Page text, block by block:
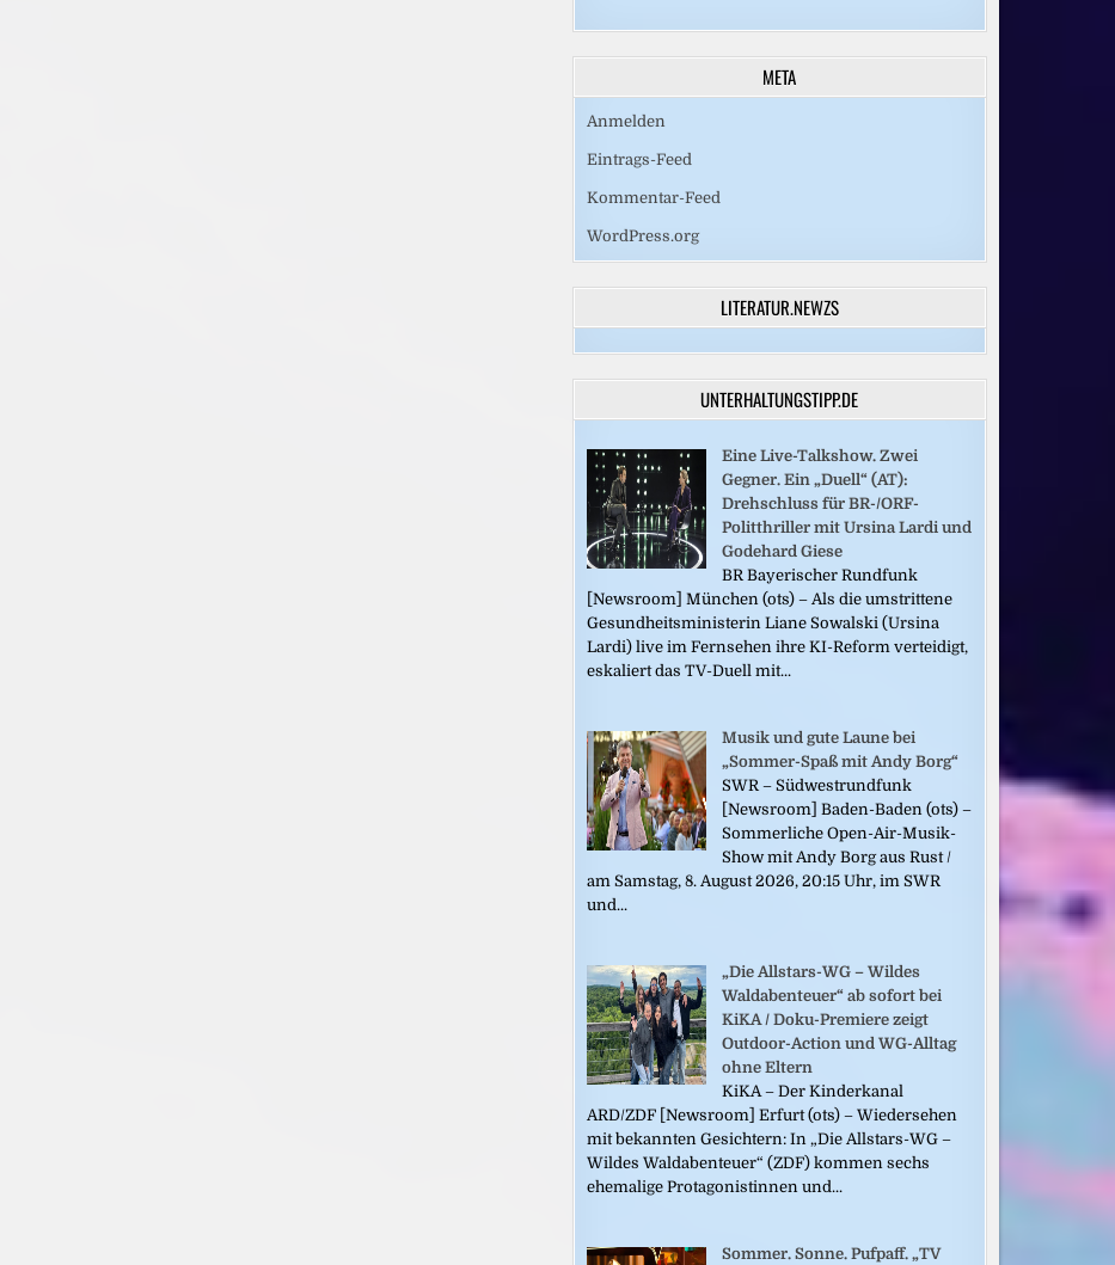
META
Anmelden
Eintrags-Feed
Kommentar-Feed
WordPress.org
LITERATUR.NEWZS
UNTERHALTUNGSTIPP.DE
Eine Live-Talkshow. Zwei
Gegner. Ein „Duell“ (AT):
Drehschluss für BR-/ORF-
Politthriller mit Ursina Lardi und
Godehard Giese
BR Bayerischer Rundfunk
[Newsroom] München (ots) – Als die umstrittene
Gesundheitsministerin Liane Sowalski (Ursina
Lardi) live im Fernsehen ihre KI-Reform verteidigt,
eskaliert das TV-Duell mit...
Musik und gute Laune bei
„Sommer-Spaß mit Andy Borg“
SWR – Südwestrundfunk
[Newsroom] Baden-Baden (ots) –
Sommerliche Open-Air-Musik-
Show mit Andy Borg aus Rust /
am Samstag, 8. August 2026, 20:15 Uhr, im SWR
und...
„Die Allstars-WG – Wildes
Waldabenteuer“ ab sofort bei
KiKA / Doku-Premiere zeigt
Outdoor-Action und WG-Alltag
ohne Eltern
KiKA – Der Kinderkanal
ARD/ZDF [Newsroom] Erfurt (ots) – Wiedersehen
mit bekannten Gesichtern: In „Die Allstars-WG –
Wildes Waldabenteuer“ (ZDF) kommen sechs
ehemalige Protagonistinnen und...
Sommer. Sonne. Pufpaff. „TV